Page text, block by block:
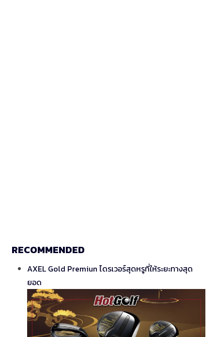
RECOMMENDED
AXEL Gold Premiun ไดรเวอร์สุดหรูที่ให้ระยะทางสุด
ยอด